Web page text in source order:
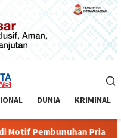
DUNIA KRIMINAL
Pembunuhan Pria di